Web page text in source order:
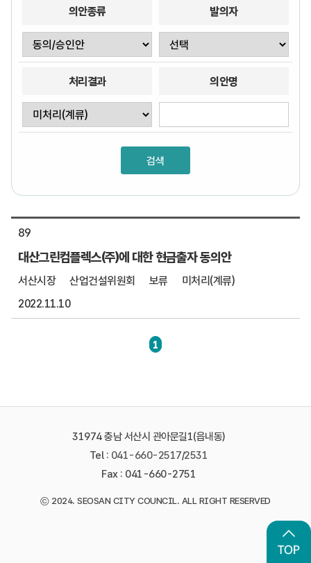
의안종류 발의자
처리결과 의안명
89
대산그린컴플렉스(주)에 대한 현금출자 동의안
서산시장 산업건설위원회 보류
미처리(계류)
2022.11.10
1
31974 충남 서산시 관아문길1(읍내동)
Tel : 041-660-2517/2531
Fax : 041-660-2751
©2024. SEOSAN CITY COUNCIL. ALL RIGHT RESERVED